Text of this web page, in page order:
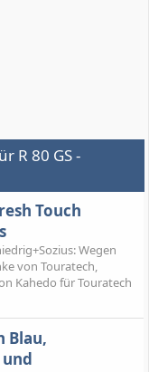
R 80 GS -
Touch
Wegen
von Touratech,
Kahedo für Touratech
Blau,